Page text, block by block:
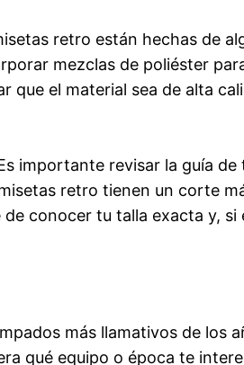
retro están hechas de
mezclas de poliéster
el material sea de alta
importante revisar la guía
retro tienen un corte
conocer tu talla exacta y, si
más llamativos de los
qué equipo o época te